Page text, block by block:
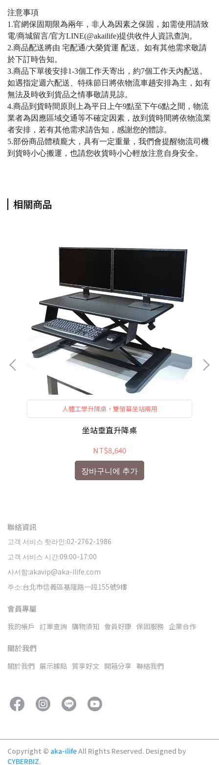
注意事項
1.官網保固期限為兩年，非人為因素之保固，如需使用請致
電/商城留言/官方LINE(@akailife)提供收件人資訊查詢。
2.商品配送將由 宅配通/大榮貨運 配送。如有其他需求敬請
於下訂時告知。
3.商品下單後安排1-3個工作天寄出，約7個工作天內配送。
如遇指定週六配送、特殊節日將依物流車趟安排為主，如有
無法及時收到貨品之情事敬請見諒。
4.商品到貨時間原則上為平日上午9點至下午6點之間，物流
業者為因應區域交通等不確定因素，故到貨時間將依物流業
者安排，若有其他需求請告知，感謝您的體諒。
5.部份商品體積龐大，具有一定重量，我們會提醒物流司機
到貨時小心搬運，也請您收貨時小心輕放注意自身安全。
相關商品
人體工學升降桌，雙螢幕坐站兩用
坐站垂直升降桌
NT$8,640
장바구니에 추가
聯絡資訊
고객 서비스 핫라인:02-2762-1986
고객 서비스 시간:09:00-17:00
사서함:akavip@aka-ilife.com
주소:台北市信義區基隆路一段155號9樓
會員專屬
我的帳戶 訂單查詢 購物須知 會員好康 保固服務 企業合作
關於我們
關於我們 展示據點 質享好文 開箱分享 聯絡我們
Copyright © aka-ilifeAll Rights Reserved. Designed by
CYBERBIZ.